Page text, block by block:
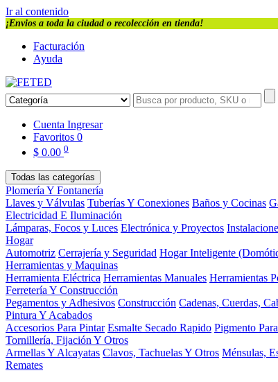
Ir al contenido
¡Envios a toda la ciudad o recolección en tienda!
Facturación
Ayuda
Cuenta Ingresar
Favoritos 0
$ 0.00 0
Todas las categorías
Plomería Y Fontanería
Llaves y Válvulas Tuberías Y Conexiones Baños y Cocinas
Electricidad E Iluminación
Lámparas, Focos y Luces Electrónica y Proyectos
Hogar
Automotriz Cerrajería y Seguridad Hogar Inteligente
Herramientas y Maquinas
Herramienta Eléctrica Herramientas Manuales Herramientas
Ferretería Y Construcción
Pegamentos y Adhesivos Construcción Cadenas, Cuerdas,
Pintura Y Acabados
Accesorios Para Pintar Esmalte Secado Rapido Pigmento
Tornillería, Fijación Y Otros
Armellas Y Alcayatas Clavos, Tachuelas Y Otros Ménsulas,
Remates